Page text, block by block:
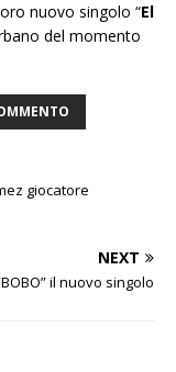
nuovo singolo “El
del momento
giocatore
NEXT
il nuovo singolo